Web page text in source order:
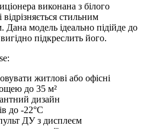
виконана з білого
стильним
модель ідеально підійде до
підкреслить його.
житлові або офісні
до 35 м²
дизайн
до -22°С
ДУ з дисплеєм